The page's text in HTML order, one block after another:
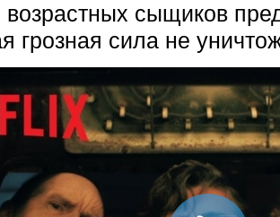
сыщиков
грозная сила не